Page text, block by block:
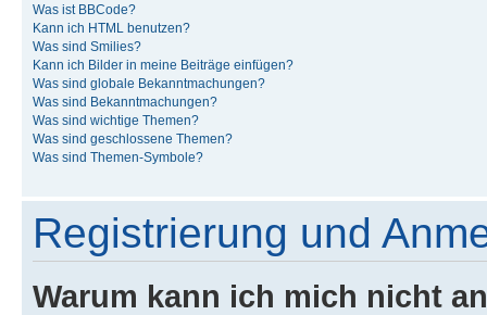
Was ist BBCode?
Kann ich HTML benutzen?
Was sind Smilies?
Kann ich Bilder in meine Beiträge einfügen?
Was sind globale Bekanntmachungen?
Was sind Bekanntmachungen?
Was sind wichtige Themen?
Was sind geschlossene Themen?
Was sind Themen-Symbole?
Registrierung und
Warum kann ich mich nicht